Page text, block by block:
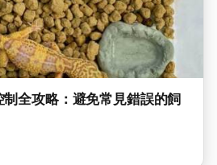
全攻略：避免常見錯誤的飼